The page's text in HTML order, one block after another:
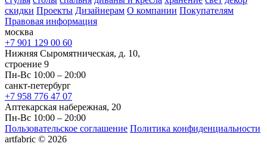
скидки Проекты Дизайнерам О компании Покупателям
Правовая информация
москва
+7 901 129 00 60
Нижняя Сыромятническая, д. 10,
строение 9
Пн-Вс 10:00 – 20:00
санкт-петербург
+7 958 776 47 07
Аптекарская набережная, 20
Пн-Вс 10:00 – 20:00
Пользовательское соглашение Политика конфиденциальности
artfabric © 2026